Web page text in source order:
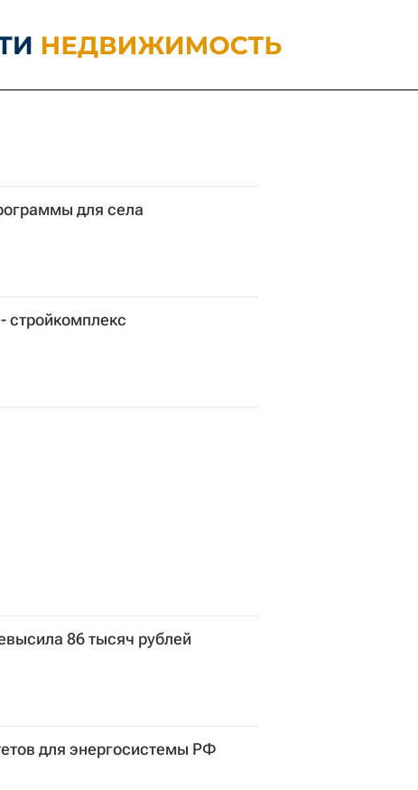
для села
стройкомплекс
86 тысяч рублей
для энергосистемы РФ